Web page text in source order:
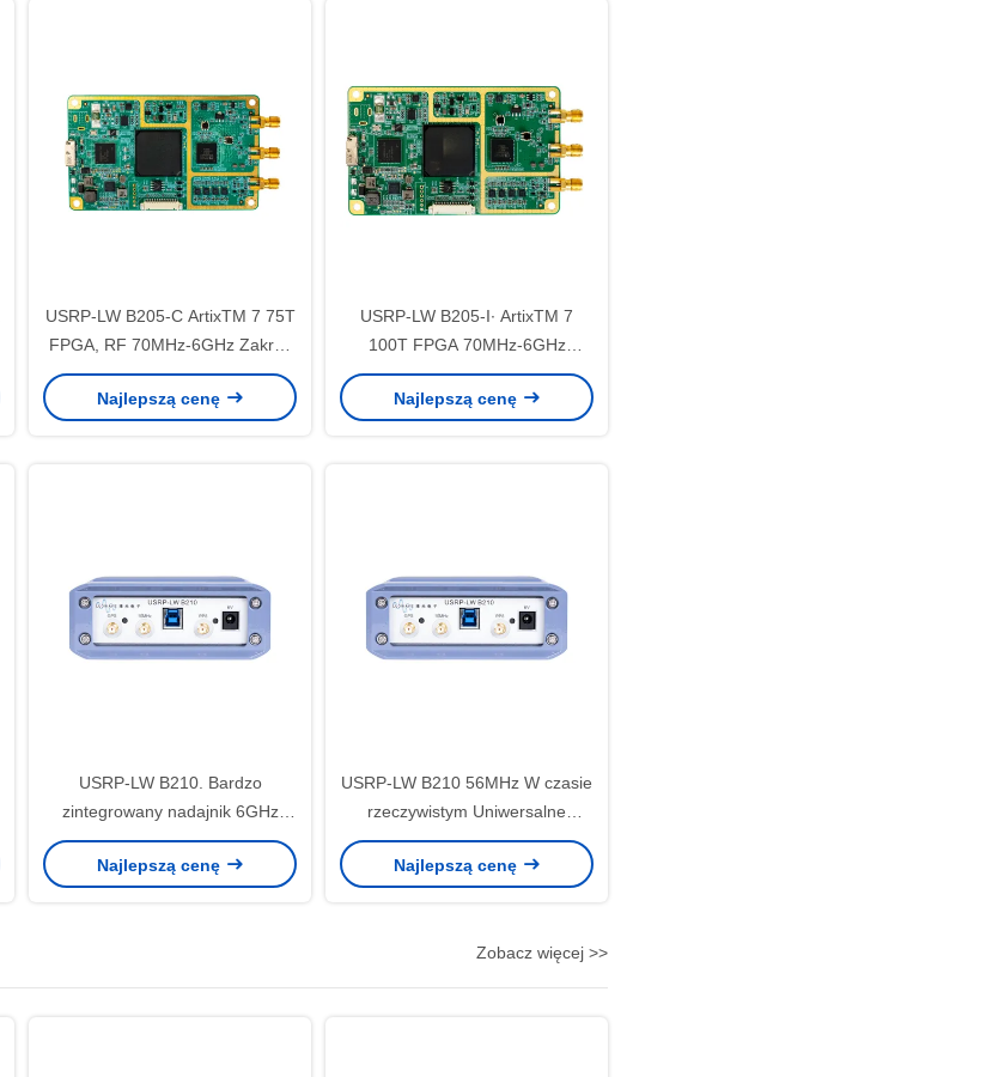
USRP-LW B205-C ArtixTM 7 75T
FPGA, RF 70MHz-6GHz Zakres
częstotliwości 56MHz Szerokość
pasma 1T1R USRP SDR
Najlepszą cenę
USRP-LW B205-I∙ ArtixTM 7
100T FPGA 70MHz-6GHz
Zakres częstotliwości 56MHz
Szerokość pasma 1T1R USRP
Najlepszą cenę
USRP-LW B210. Bardzo
zintegrowany nadajnik 6GHz
USB SDR ETTUS USRP B210
Najlepszą cenę
USRP-LW B210 56MHz W czasie
rzeczywistym Uniwersalne
oprogramowanie radiowe Perifer
USRP B210
Najlepszą cenę
Zobacz więcej >>